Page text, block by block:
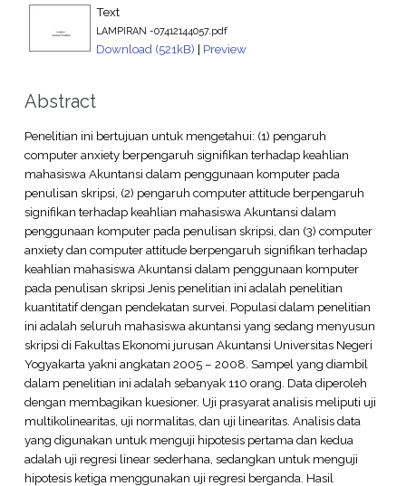
Text
LAMPIRAN -07412144057.pdf
Download (521kB) | Preview
Abstract
Penelitian ini bertujuan untuk mengetahui: (1) pengaruh
computer anxiety berpengaruh signifikan terhadap keahlian
mahasiswa Akuntansi dalam penggunaan komputer pada
penulisan skripsi, (2) pengaruh computer attitude berpengaruh
signifikan terhadap keahlian mahasiswa Akuntansi dalam
penggunaan komputer pada penulisan skripsi, dan (3) computer
anxiety dan computer attitude berpengaruh signifikan terhadap
keahlian mahasiswa Akuntansi dalam penggunaan komputer
pada penulisan skripsi Jenis penelitian ini adalah penelitian
kuantitatif dengan pendekatan survei. Populasi dalam penelitian
ini adalah seluruh mahasiswa akuntansi yang sedang menyusun
skripsi di Fakultas Ekonomi jurusan Akuntansi Universitas Negeri
Yogyakarta yakni angkatan 2005 – 2008. Sampel yang diambil
dalam penelitian ini adalah sebanyak 110 orang. Data diperoleh
dengan membagikan kuesioner. Uji prasyarat analisis meliputi uji
multikolinearitas, uji normalitas, dan uji linearitas. Analisis data
yang digunakan untuk menguji hipotesis pertama dan kedua
adalah uji regresi linear sederhana, sedangkan untuk menguji
hipotesis ketiga menggunakan uji regresi berganda. Hasil